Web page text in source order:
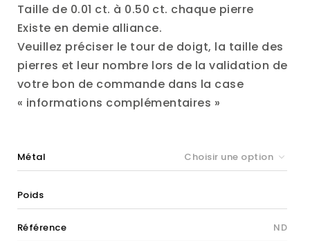
Taille de 0.01 ct. à 0.50 ct. chaque pierre
Existe en demie alliance.
Veuillez préciser le tour de doigt, la taille des
pierres et leur nombre lors de la validation de
votre bon de commande dans la case
« informations complémentaires »
Métal Choisir une option
Poids
Référence ND